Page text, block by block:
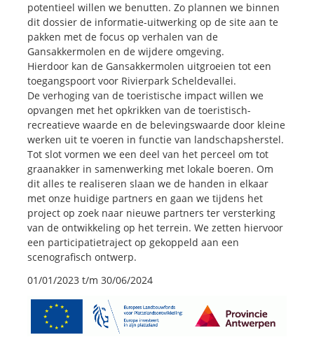
potentieel willen we benutten. Zo plannen we binnen
dit dossier de informatie-uitwerking op de site aan te
pakken met de focus op verhalen van de
Gansakkermolen en de wijdere omgeving.
Hierdoor kan de Gansakkermolen uitgroeien tot een
toegangspoort voor Rivierpark Scheldevallei.
De verhoging van de toeristische impact willen we
opvangen met het opkrikken van de toeristisch-
recreatieve waarde en de belevingswaarde door kleine
werken uit te voeren in functie van landschapsherstel.
Tot slot vormen we een deel van het perceel om tot
graanakker in samenwerking met lokale boeren. Om
dit alles te realiseren slaan we de handen in elkaar
met onze huidige partners en gaan we tijdens het
project op zoek naar nieuwe partners ter versterking
van de ontwikkeling op het terrein. We zetten hiervoor
een participatietraject op gekoppeld aan een
scenografisch ontwerp.
01/01/2023 t/m 30/06/2024